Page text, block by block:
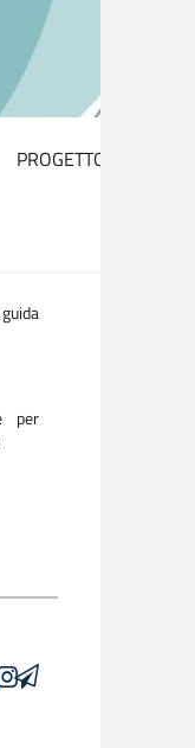
D’AZZARDO NON È
per
TELEGRAM